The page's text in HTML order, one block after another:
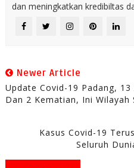
dan meningkatkan kredibiltas
Newer Article
Update Covid-19 Padang,
Dan 2 Kematian, Ini Wilayah
Kasus Covid-19
Seluruh